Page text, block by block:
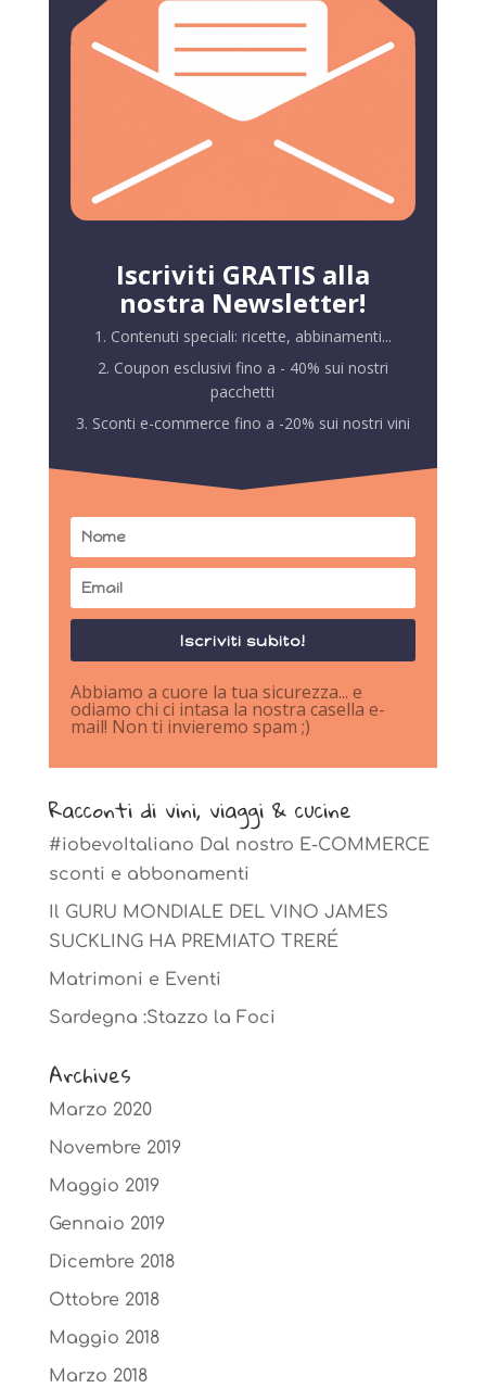
Iscriviti GRATIS alla
nostra Newsletter!
1. Contenuti speciali: ricette, abbinamenti...
2. Coupon esclusivi fino a - 40% sui nostri
pacchetti
3. Sconti e-commerce fino a -20% sui nostri vini
Iscriviti subito!
Abbiamo a cuore la tua sicurezza... e
odiamo chi ci intasa la nostra casella e-
mail! Non ti invieremo spam ;)
Racconti di vini, viaggi & cucine
#iobevoItaliano Dal nostro E-COMMERCE
sconti e abbonamenti
Il GURU MONDIALE DEL VINO JAMES
SUCKLING HA PREMIATO TRERÉ
Matrimoni e Eventi
Sardegna :Stazzo la Foci
Archives
Marzo 2020
Novembre 2019
Maggio 2019
Gennaio 2019
Dicembre 2018
Ottobre 2018
Maggio 2018
Marzo 2018